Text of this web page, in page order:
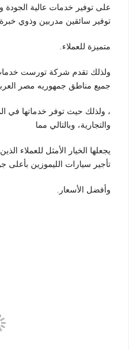
على توفير خدمات عالية الجودة
توفير سائقين مدربين وذوي
متميزة للعملاء.
ولذلك تقدم شركة تورست
جميع مناطق جمهوريه مصر
، ولذلك حيث توفر خدماتها في
والتجارية، وبالتالي مما
يجعلها الخيار الأمثل للعملاء
تأجير سيارات الليموزين بأعلى
وأفضل الأسعار.